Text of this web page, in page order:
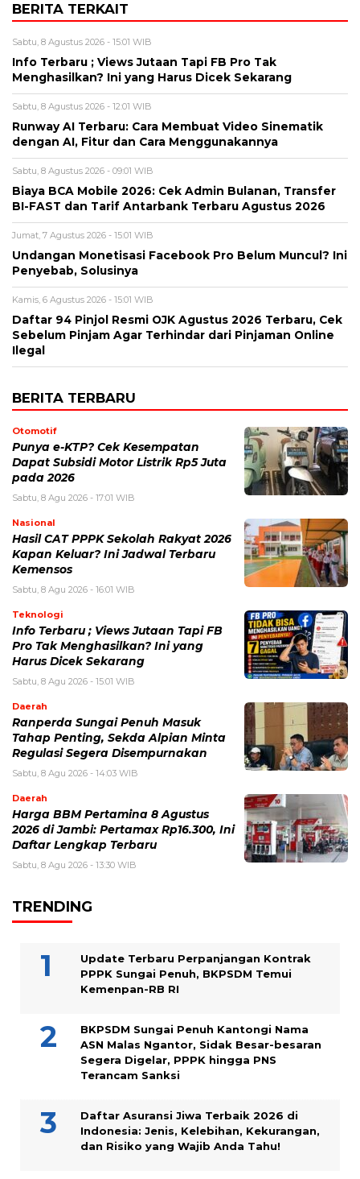
BERITA TERKAIT
Sabtu, 8 Agustus 2026 - 15:01 WIB
Info Terbaru ; Views Jutaan Tapi FB Pro Tak
Menghasilkan? Ini yang Harus Dicek Sekarang
Sabtu, 8 Agustus 2026 - 12:01 WIB
Runway AI Terbaru: Cara Membuat Video Sinematik
dengan AI, Fitur dan Cara Menggunakannya
Sabtu, 8 Agustus 2026 - 09:01 WIB
Biaya BCA Mobile 2026: Cek Admin Bulanan, Transfer
BI-FAST dan Tarif Antarbank Terbaru Agustus 2026
Jumat, 7 Agustus 2026 - 15:01 WIB
Undangan Monetisasi Facebook Pro Belum Muncul? Ini
Penyebab, Solusinya
Kamis, 6 Agustus 2026 - 15:01 WIB
Daftar 94 Pinjol Resmi OJK Agustus 2026 Terbaru, Cek
Sebelum Pinjam Agar Terhindar dari Pinjaman Online
Ilegal
BERITA TERBARU
Otomotif
Punya e-KTP? Cek Kesempatan
Dapat Subsidi Motor Listrik Rp5 Juta
pada 2026
Sabtu, 8 Agu 2026 - 17:01 WIB
Nasional
Hasil CAT PPPK Sekolah Rakyat 2026
Kapan Keluar? Ini Jadwal Terbaru
Kemensos
Sabtu, 8 Agu 2026 - 16:01 WIB
Teknologi
Info Terbaru ; Views Jutaan Tapi FB
Pro Tak Menghasilkan? Ini yang
Harus Dicek Sekarang
Sabtu, 8 Agu 2026 - 15:01 WIB
Daerah
Ranperda Sungai Penuh Masuk
Tahap Penting, Sekda Alpian Minta
Regulasi Segera Disempurnakan
Sabtu, 8 Agu 2026 - 14:03 WIB
Daerah
Harga BBM Pertamina 8 Agustus
2026 di Jambi: Pertamax Rp16.300, Ini
Daftar Lengkap Terbaru
Sabtu, 8 Agu 2026 - 13:30 WIB
TRENDING
Update Terbaru Perpanjangan Kontrak
PPPK Sungai Penuh, BKPSDM Temui
Kemenpan-RB RI
BKPSDM Sungai Penuh Kantongi Nama
ASN Malas Ngantor, Sidak Besar-besaran
Segera Digelar, PPPK hingga PNS
Terancam Sanksi
Daftar Asuransi Jiwa Terbaik 2026 di
Indonesia: Jenis, Kelebihan, Kekurangan,
dan Risiko yang Wajib Anda Tahu!